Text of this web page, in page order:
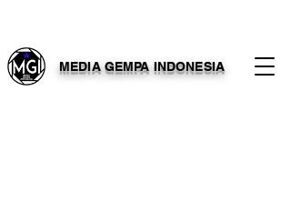
MEDIA GEMPA INDONESIA